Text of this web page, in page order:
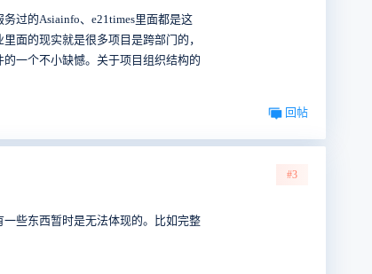
过的Asiainfo、e21times里面都是这
面的现实就是很多项目是跨部门的，
一个不小缺憾。关于项目组织结构的
回帖
#3
些东西暂时是无法体现的。比如完整